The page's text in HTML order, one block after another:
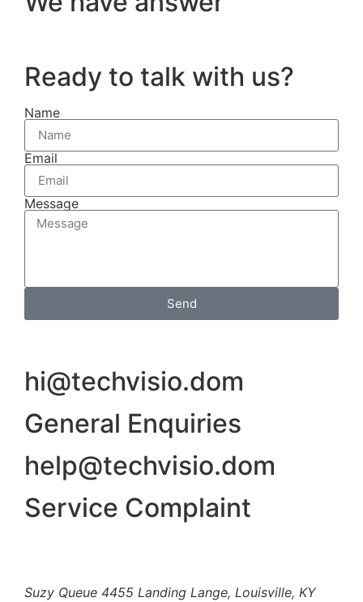
hi@techvisio.dom
General Enquiries
help@techvisio.dom
Service Complaint
Suzy Queue 4455 Landing Lange, Louisville, KY
Ready to talk with us?
Name
Email
Message
Send